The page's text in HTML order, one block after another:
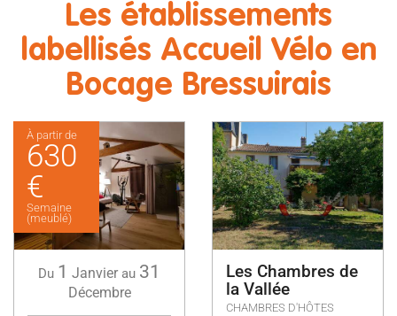
Les établissements
labellisés Accueil Vélo en
Bocage Bressuirais
À partir de
630
€
Semaine
(meublé)
Du 1 Janvier au 31
Décembre
Les Chambres de
la Vallée
CHAMBRES D'HÔTES